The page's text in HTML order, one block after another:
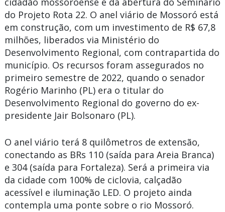
do Projeto Rota 22. O anel viário de Mossoró está
em construção, com um investimento de R$ 67,8
milhões, liberados via Ministério do
Desenvolvimento Regional, com contrapartida do
município. Os recursos foram assegurados no
primeiro semestre de 2022, quando o senador
Rogério Marinho (PL) era o titular do
Desenvolvimento Regional do governo do ex-
presidente Jair Bolsonaro (PL).
O anel viário terá 8 quilômetros de extensão,
conectando as BRs 110 (saída para Areia Branca)
e 304 (saída para Fortaleza). Será a primeira via
da cidade com 100% de ciclovia, calçadão
acessível e iluminação LED. O projeto ainda
contempla uma ponte sobre o rio Mossoró.